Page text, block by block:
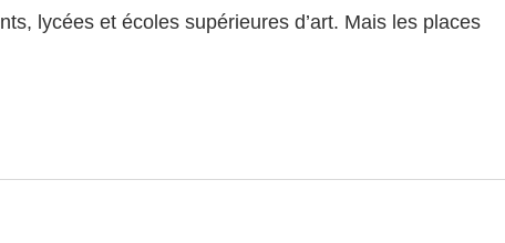
lycées et écoles supérieures d’art. Mais les places